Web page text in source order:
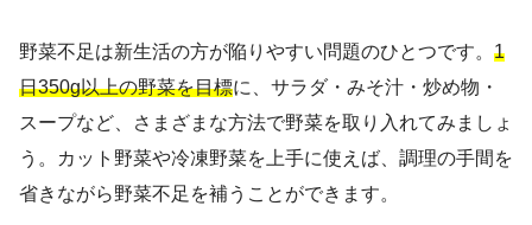
野菜不足は新生活の方が陥りやすい問題のひとつです。 1
日350g以上の野菜を目標に、サラダ・みそ汁・炒め物・
スープなど、さまざまな方法で野菜を取り入れてみましょ
う。カット野菜や冷凍野菜を上手に使えば、調理の手間を
省きながら野菜不足を補うことができます。